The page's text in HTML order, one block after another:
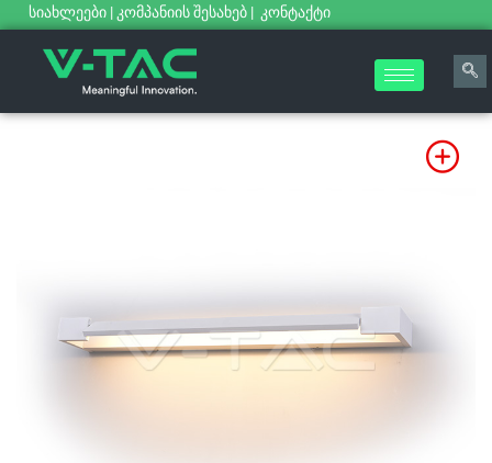
სიახლეები | კომპანიის შესახებ | კონტაქტი